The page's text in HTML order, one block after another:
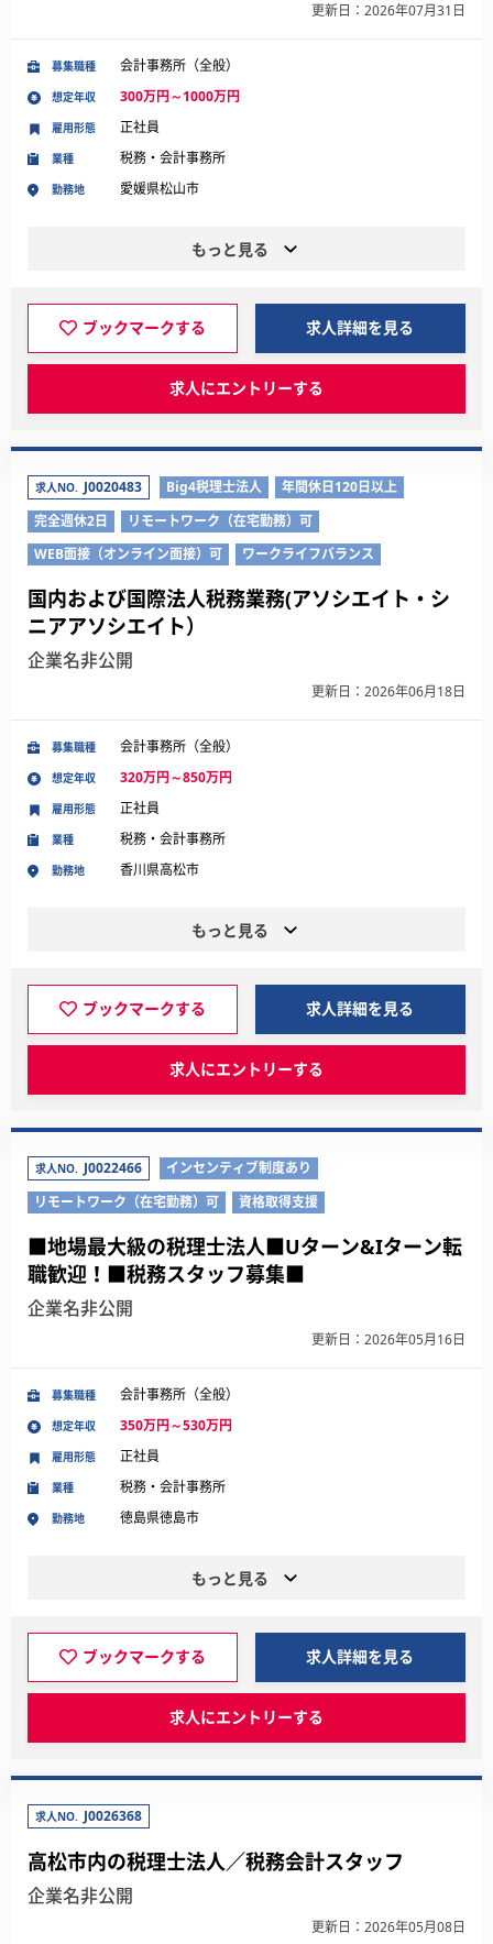
更新日：2026年07月31日
募集職種 会計事務所（全般）
想定年収 300万円～1000万円
業種 税務・会計事務所
勤務地 愛媛県松山市
雇用形態 正社員
もっと見る
ブックマークする 求人詳細を見る
求人にエントリーする
求人NO. J0020483 Big4税理士法人
年間休日120日以上
完全週休2日
リモートワーク（在宅勤務）可
WEB面接（オンライン面接）可
ワークライフバランス
国内および国際法人税務業務(アソシエイト・シ
ニアアソシエイト）
企業名非公開
更新日：2026年06月18日
募集職種 会計事務所（全般）
想定年収 320万円～850万円
業種 税務・会計事務所
勤務地 香川県高松市
雇用形態 正社員
もっと見る
ブックマークする 求人詳細を見る
求人にエントリーする
求人NO. J0022466
インセンティブ制度あり
リモートワーク（在宅勤務）可
資格取得支援
■地場最大級の税理士法人■Uターン&Iターン転
職歓迎！■税務スタッフ募集■
企業名非公開
更新日：2026年05月16日
募集職種 会計事務所（全般）
想定年収 350万円～530万円
業種 税務・会計事務所
勤務地 徳島県徳島市
雇用形態 正社員
もっと見る
ブックマークする 求人詳細を見る
求人にエントリーする
求人NO. J0026368
高松市内の税理士法人／税務会計スタッフ
企業名非公開
更新日：2026年05月08日